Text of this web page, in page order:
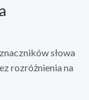
słowa
rozróżnienia na